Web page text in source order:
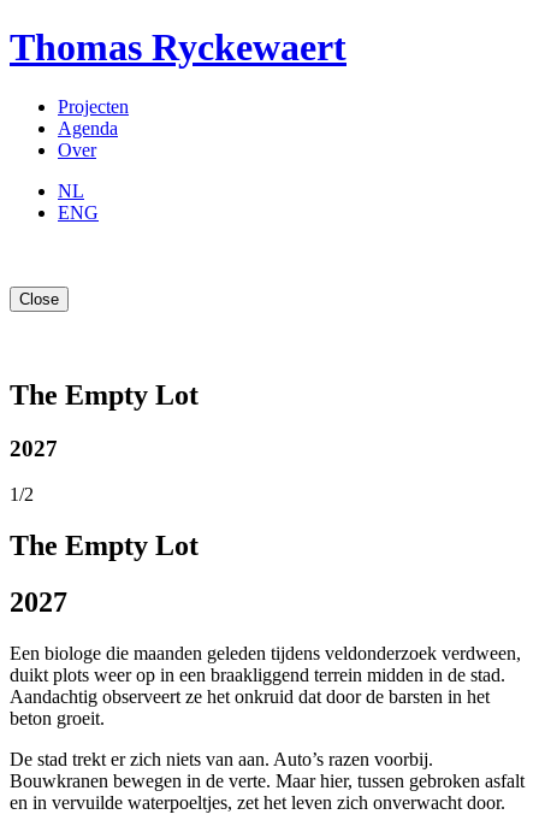
Thomas Ryckewaert
Projecten
Agenda
Over
NL
ENG
Close
The Empty Lot
2027
1/2
The Empty Lot
2027
Een biologe die maanden geleden tijdens veldonderzoek verdween,
duikt plots weer op in een braakliggend terrein midden in de stad.
Aandachtig observeert ze het onkruid dat door de barsten in het
beton groeit.
De stad trekt er zich niets van aan. Auto’s razen voorbij.
Bouwkranen bewegen in de verte. Maar hier, tussen gebroken asfalt
en in vervuilde waterpoeltjes, zet het leven zich onverwacht door.